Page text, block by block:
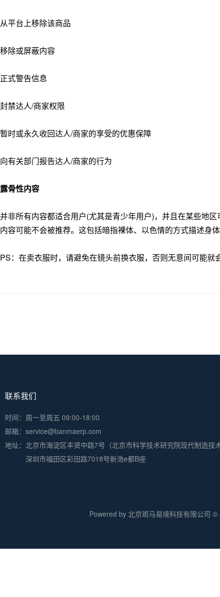
从平台上移除该商品
移除或屏蔽内容
正式警告信息
封禁达人/商家权限
暂时或永久收回达人/商家的享受的优惠保障
向有关部门报告达人/商家的行为
露骨性内容
并非所有内容都适合用户(尤其是青少年用户)，并且在某些地
内容可能不会被推荐。这包括暗指裸体、以色情的方式描述身
PS：在卖衣服时，请避免在镜头前换衣服，否则无意间可能就
联系我们
时间：周一至周五 09:00-18:00
邮箱：service@banmaerp.com
地址： 北京市海淀区丰贤中路7号（北京市科学技术研究院现代制造技
深圳市福田区彩田路7018号新浩e都B座
Powered by 北京斑马易境科技有限公司